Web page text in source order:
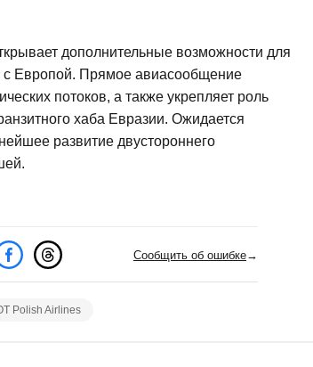
дополнительные возможности для
с Европой. Прямое авиасообщение
потоков, а также укрепляет роль
хаба Евразии. Ожидается
развитие двустороннего
Сообщить об ошибке→
Polish Airlines